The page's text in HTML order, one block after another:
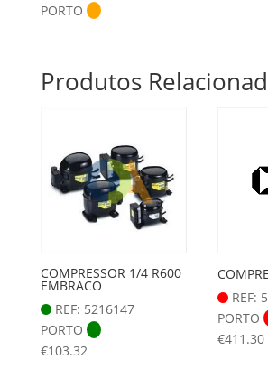
PORTO
Produtos
COMPRESSOR 1/4 R600
EMBRACO
REF: 5216147
PORTO
€103.32
REF:
PORTO
€411.30